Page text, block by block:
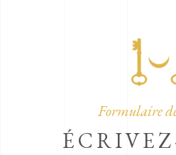
Formulaire